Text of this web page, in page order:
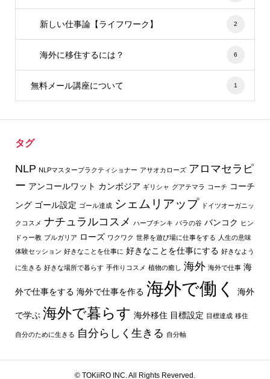
新しい仕事論【ライフワーク】 2
海外に移住するには？ 6
無料メール講座について 1
タグ
NLP NLPマスタープラクティショナー アサオカローズ アロマセラピ
ー アンコールワット カンボジア ギリシャ グアテマラ コーチ コーチ
ング ゴール設定 ゴール達成 シェムリアップ ドイツオーガニッ
クコスメ ナチュラルコスメ ハーブチンキ バラの谷 バンコク
ヒン
ドゥー教 ブルガリア ローズ ワクワク 世界を遊び場に仕事をする
人生の意味
体験セッション 好きなことを仕事に 好きなことを仕事にする 好きなよう
に生きる 好きな場所で暮らす 手作りコスメ 植物の癒し 海外 海外で仕事 海
外で仕事をする 海外で仕事を作る 海外で働く 海外
で学ぶ 海外で暮らす 海外移住 目標設定 目標達成 移住
自分のために生きる 自分らしく生きる 自分軸
© TOKiiRO INC. All Rights Reverved.